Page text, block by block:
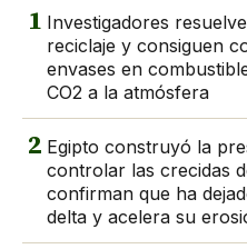
1 Investigadores
reciclaje y consiguen
envases en
CO2 a la atmósfera
2 Egipto construyó la
controlar las crecidas
confirman que ha
delta y acelera su